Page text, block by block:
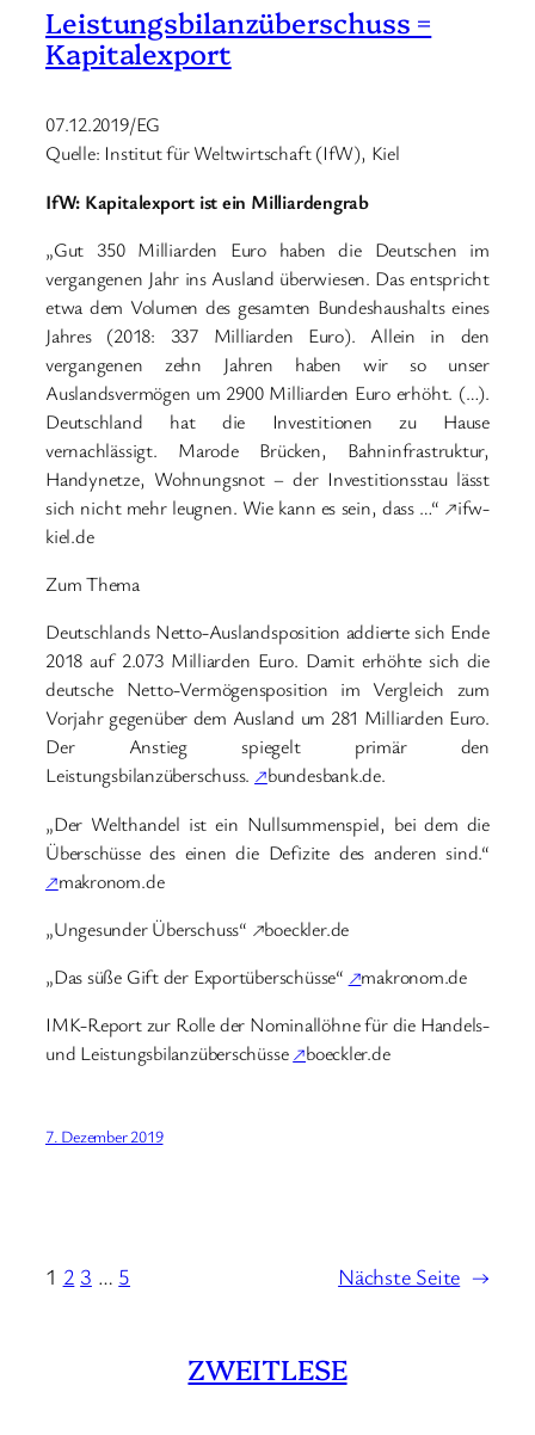
Leistungsbilanzüberschuss =
Kapitalexport
07.12.2019/EG
Quelle: Institut für Weltwirtschaft (IfW), Kiel
IfW: Kapitalexport ist ein Milliardengrab
„Gut 350 Milliarden Euro haben die Deutschen im
vergangenen Jahr ins Ausland überwiesen. Das entspricht
etwa dem Volumen des gesamten Bundeshaushalts eines
Jahres (2018: 337 Milliarden Euro). Allein in den
vergangenen zehn Jahren haben wir so unser
Auslandsvermögen um 2900 Milliarden Euro erhöht. (…).
Deutschland hat die Investitionen zu Hause
vernachlässigt. Marode Brücken, Bahninfrastruktur,
Handynetze, Wohnungsnot – der Investitionsstau lässt
sich nicht mehr leugnen. Wie kann es sein, dass …“ ↗ifw-
kiel.de
Zum Thema
Deutschlands Netto-Auslandsposition addierte sich Ende
2018 auf 2.073 Milliarden Euro. Damit erhöhte sich die
deutsche Netto-Vermögensposition im Vergleich zum
Vorjahr gegenüber dem Ausland um 281 Milliarden Euro.
Der Anstieg spiegelt primär den
Leistungsbilanzüberschuss. ↗bundesbank.de.
„Der Welthandel ist ein Nullsummenspiel, bei dem die
Überschüsse des einen die Defizite des anderen sind.“
↗makronom.de
„Ungesunder Überschuss“ ↗boeckler.de
„Das süße Gift der Exportüberschüsse“ ↗makronom.de
IMK-Report zur Rolle der Nominallöhne für die Handels-
und Leistungsbilanzüberschüsse↗boeckler.de
7. Dezember 2019
1 2 3 … 5 Nächste Seite →
ZWEITLESE